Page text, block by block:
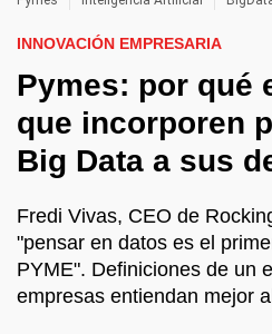
INNOVACIÓN EMPRESARIA
Pymes: por qué
que incorporen
Big Data a sus
Fredi Vivas, CEO de
"pensar en datos es el
PYME". Definiciones de un
empresas entiendan mejor